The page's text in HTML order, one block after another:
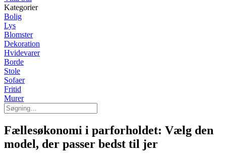
Kategorier
Bolig
Lys
Blomster
Dekoration
Hvidevarer
Borde
Stole
Sofaer
Fritid
Murer
Fællesøkonomi i parforholdet: Vælg den
model, der passer bedst til jer